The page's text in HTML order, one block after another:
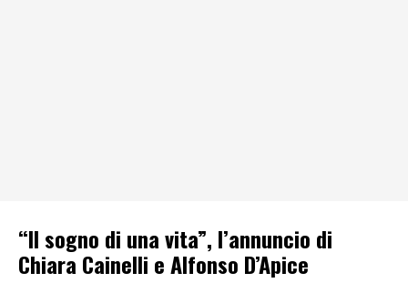
“Il sogno di una vita”, l’annuncio di
Chiara Cainelli e Alfonso D’Apice